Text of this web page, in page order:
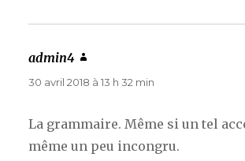
admin4
30 avril 2018 à 13 h 32 min
La grammaire. Même si un tel
même un peu incongru.